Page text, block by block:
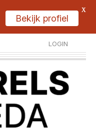
LOGIN
REGISTREER
Bekijk profiel
X